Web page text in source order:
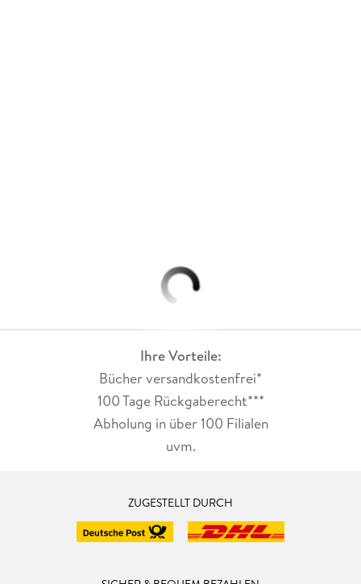
Ihre Vorteile:
Bücher versandkostenfrei*
100 Tage Rückgaberecht***
Abholung in über 100 Filialen
uvm.
ZUGESTELLT DURCH